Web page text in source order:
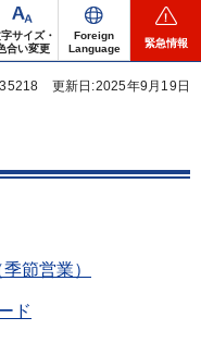
サイズ・
合い変更
Foreign
Language
緊急情報
更新日:2025年9月19日
節営業）
ド